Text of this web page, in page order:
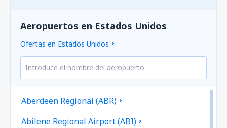
Aeropuertos en Estados Unidos
Ofertas en Estados Unidos
Aberdeen Regional (ABR)
Abilene Regional Airport (ABI)